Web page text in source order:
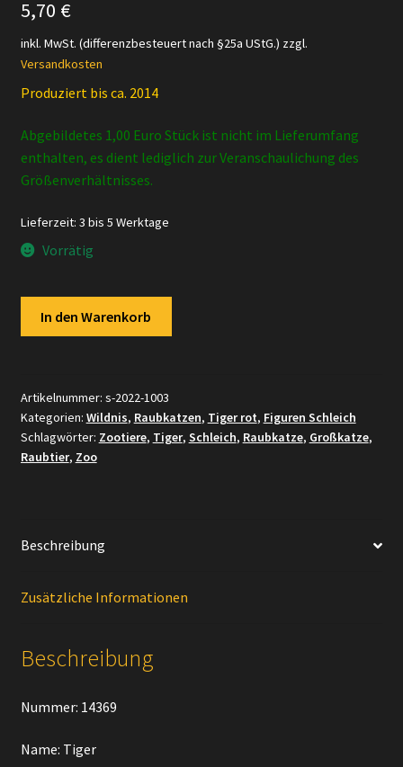
5,70 €
inkl. MwSt. (differenzbesteuert nach §25a UStG.) zzgl.
Versandkosten
Produziert bis ca. 2014
Abgebildetes 1,00 Euro Stück ist nicht im Lieferumfang
enthalten, es dient lediglich zur Veranschaulichung des
Größenverhältnisses.
Lieferzeit: 3 bis 5 Werktage
Vorrätig
[rot]
Menge
In den Warenkorb
Artikelnummer: s-2022-1003
Kategorien: Wildnis, Raubkatzen, Tiger rot, Figuren Schleich
Schlagwörter: Zootiere, Tiger, Schleich, Raubkatze, Großkatze,
Raubtier, Zoo
Beschreibung
Zusätzliche Informationen
Beschreibung
Nummer: 14369
Name: Tiger